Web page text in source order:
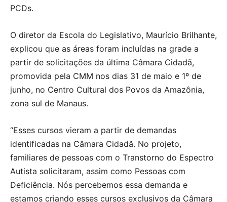
PCDs.
O diretor da Escola do Legislativo, Maurício Brilhante,
explicou que as áreas foram incluídas na grade a
partir de solicitações da última Câmara Cidadã,
promovida pela CMM nos dias 31 de maio e 1º de
junho, no Centro Cultural dos Povos da Amazônia,
zona sul de Manaus.
“Esses cursos vieram a partir de demandas
identificadas na Câmara Cidadã. No projeto,
familiares de pessoas com o Transtorno do Espectro
Autista solicitaram, assim como Pessoas com
Deficiência. Nós percebemos essa demanda e
estamos criando esses cursos exclusivos da Câmara